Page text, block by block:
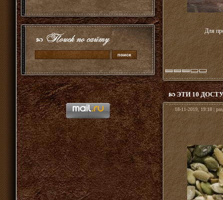
Для
ЭТИ 10
18-11-2019, 19:18 |